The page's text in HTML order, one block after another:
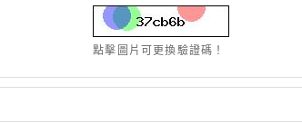
點擊圖片可更換驗證碼！